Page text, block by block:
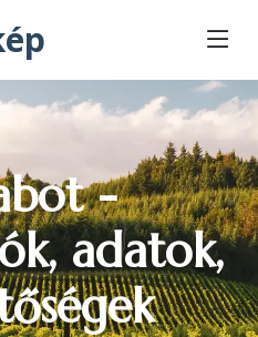
-
adatok,